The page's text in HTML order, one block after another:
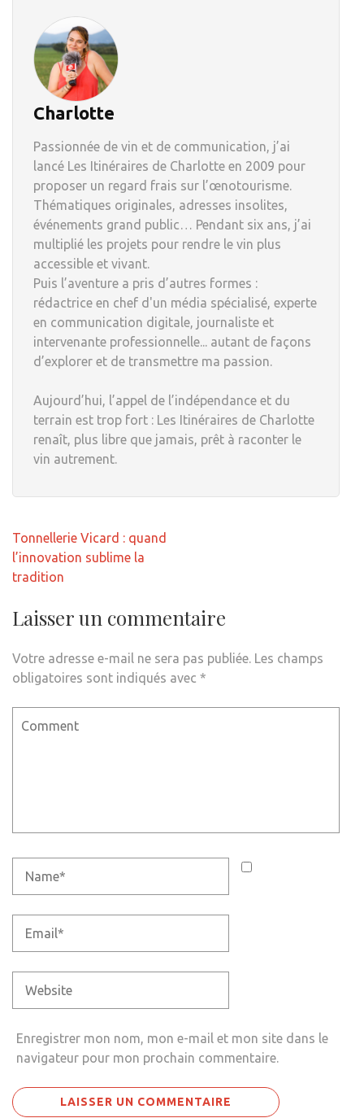
Charlotte
Passionnée de vin et de communication, j’ai
lancé Les Itinéraires de Charlotte en 2009 pour
proposer un regard frais sur l’œnotourisme.
Thématiques originales, adresses insolites,
événements grand public… Pendant six ans, j’ai
multiplié les projets pour rendre le vin plus
accessible et vivant.
Puis l’aventure a pris d’autres formes :
rédactrice en chef d'un média spécialisé, experte
en communication digitale, journaliste et
intervenante professionnelle... autant de façons
d’explorer et de transmettre ma passion.
Aujourd’hui, l’appel de l’indépendance et du
terrain est trop fort : Les Itinéraires de Charlotte
renaît, plus libre que jamais, prêt à raconter le
vin autrement.
Navigation
de
l’article
Tonnellerie Vicard : quand
l’innovation sublime la
tradition
Laisser un commentaire
Votre adresse e-mail ne sera pas publiée. Les champs
obligatoires sont indiqués avec *
Enregistrer mon nom, mon e-mail et mon site dans le
navigateur pour mon prochain commentaire.